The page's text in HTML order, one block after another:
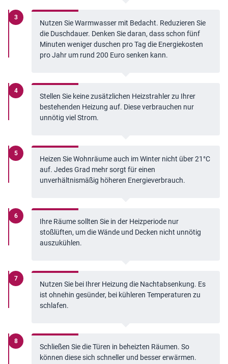
Nutzen Sie Warmwasser mit Bedacht. Reduzieren Sie
die Duschdauer. Denken Sie daran, dass schon fünf
Minuten weniger duschen pro Tag die Energiekosten
pro Jahr um rund 200 Euro senken kann.
Stellen Sie keine zusätzlichen Heizstrahler zu Ihrer
bestehenden Heizung auf. Diese verbrauchen nur
unnötig viel Strom.
Heizen Sie Wohnräume auch im Winter nicht über 21°C
auf. Jedes Grad mehr sorgt für einen
unverhältnismäßig höheren Energieverbrauch.
Ihre Räume sollten Sie in der Heizperiode nur
stoßlüften, um die Wände und Decken nicht unnötig
auszukühlen.
Nutzen Sie bei Ihrer Heizung die Nachtabsenkung. Es
ist ohnehin gesünder, bei kühleren Temperaturen zu
schlafen.
Schließen Sie die Türen in beheizten Räumen. So
können diese sich schneller und besser erwärmen.